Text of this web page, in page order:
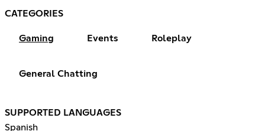
CATEGORIES
Gaming Events Roleplay
General Chatting
SUPPORTED LANGUAGES
Spanish